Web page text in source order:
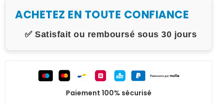
ACHETEZ EN TOUTE CONFIANCE
✅ Satisfait ou remboursé sous 30 jours
Paiement 100% sécurisé